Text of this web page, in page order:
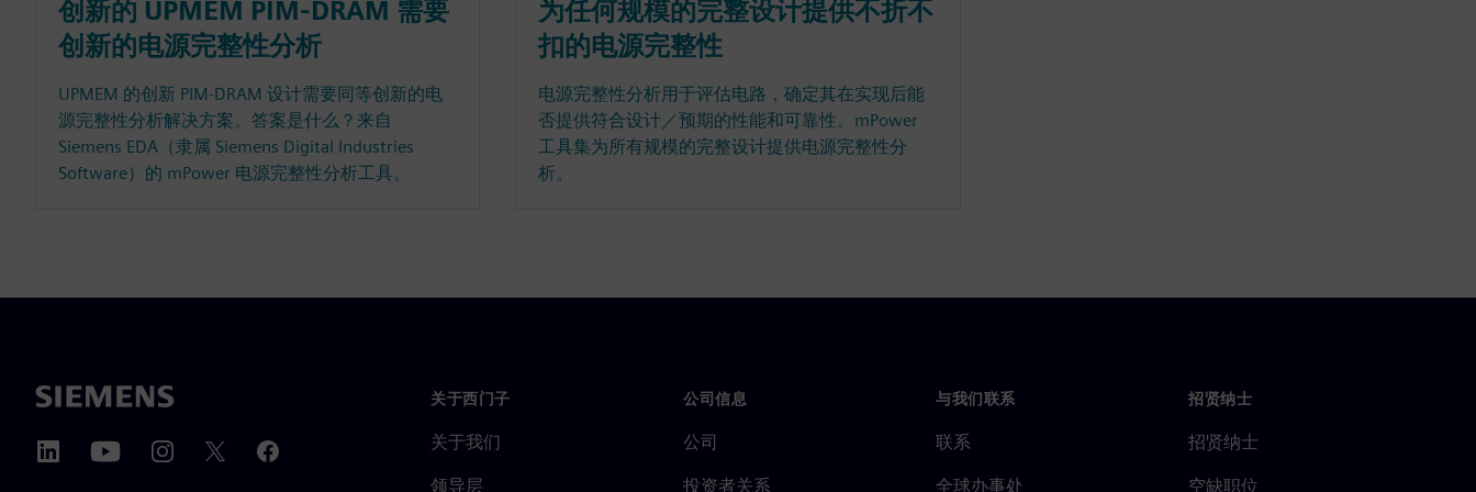
创新的 UPMEM PIM-DRAM 需要
创新的电源完整性分析
UPMEM 的创新 PIM-DRAM 设计需要同等创新的电
源完整性分析解决方案。答案是什么？来自
Siemens EDA（隶属 Siemens Digital Industries
Software）的 mPower 电源完整性分析工具。
为任何规模的完整设计提供不折不
扣的电源完整性
电源完整性分析用于评估电路，确定其在实现后能
否提供符合设计／预期的性能和可靠性。mPower
工具集为所有规模的完整设计提供电源完整性分
析。
关于西门子
关于我们
领导层
公司信息
公司
投资者关系
与我们联系
联系
全球办事处
招贤纳士
招贤纳士
空缺职位